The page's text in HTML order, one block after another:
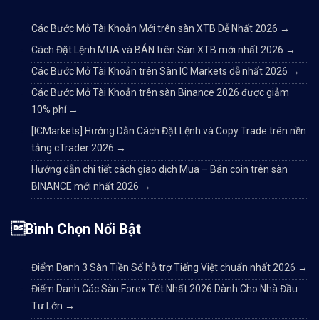
Các Bước Mở Tài Khoản Mới trên sàn XTB Dễ Nhất 2026 →
Cách Đặt Lệnh MUA và BÁN trên Sàn XTB mới nhất 2026 →
Các Bước Mở Tài Khoản trên Sàn IC Markets dễ nhất 2026 →
Các Bước Mở Tài Khoản trên sàn Binance 2026 được giảm
10% phí →
[ICMarkets] Hướng Dẫn Cách Đặt Lệnh và Copy Trade trên nền
tảng cTrader 2026 →
Hướng dẫn chi tiết cách giao dịch Mua – Bán coin trên sàn
BINANCE mới nhất 2026 →
Bình Chọn Nổi Bật
Điểm Danh 3 Sàn Tiền Số hỗ trợ Tiếng Việt chuẩn nhất 2026 →
Điểm Danh Các Sàn Forex Tốt Nhất 2026 Dành Cho Nhà Đầu
Tư Lớn →